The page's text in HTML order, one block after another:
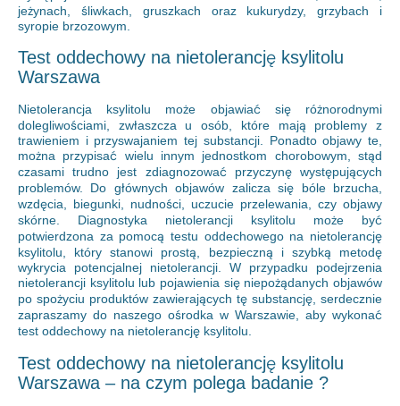
jeżynach, śliwkach, gruszkach oraz kukurydzy, grzybach i
syropie brzozowym.
Test oddechowy na nietolerancję ksylitolu
Warszawa
Nietolerancja ksylitolu może objawiać się różnorodnymi
dolegliwościami, zwłaszcza u osób, które mają problemy z
trawieniem i przyswajaniem tej substancji. Ponadto objawy te,
można przypisać wielu innym jednostkom chorobowym, stąd
czasami trudno jest zdiagnozować przyczynę występujących
problemów. Do głównych objawów zalicza się bóle brzucha,
wzdęcia, biegunki, nudności, uczucie przelewania, czy objawy
skórne. Diagnostyka nietolerancji ksylitolu może być
potwierdzona za pomocą testu oddechowego na nietolerancję
ksylitolu, który stanowi prostą, bezpieczną i szybką metodę
wykrycia potencjalnej nietolerancji. W przypadku podejrzenia
nietolerancji ksylitolu lub pojawienia się niepożądanych objawów
po spożyciu produktów zawierających tę substancję, serdecznie
zapraszamy do naszego ośrodka w Warszawie, aby wykonać
test oddechowy na nietolerancję ksylitolu.
Test oddechowy na nietolerancję ksylitolu
Warszawa – na czym polega badanie ?